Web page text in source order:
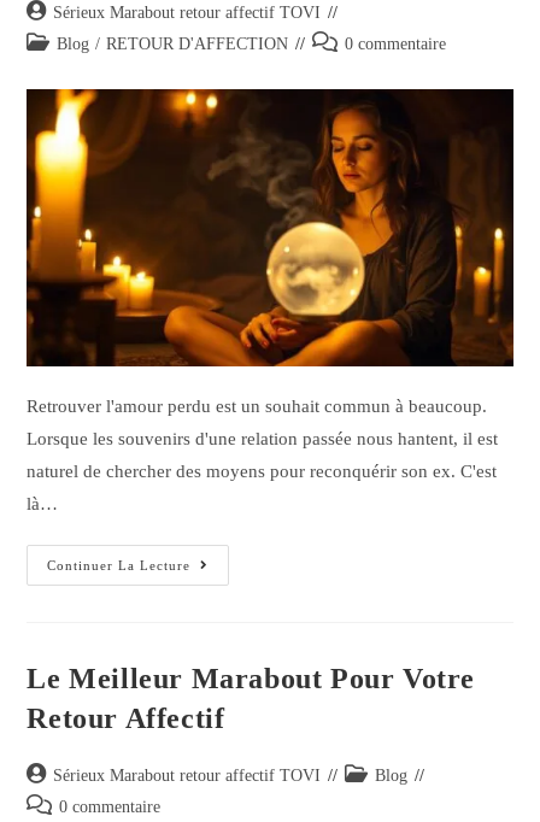
Sérieux Marabout retour affectif TOVI
Blog / RETOUR D'AFFECTION 0 commentaire
Retrouver l'amour perdu est un souhait commun à beaucoup.
Lorsque les souvenirs d'une relation passée nous hantent, il est
naturel de chercher des moyens pour reconquérir son ex. C'est
là…
Continuer La Lecture
Le Meilleur Marabout Pour Votre
Retour Affectif
Sérieux Marabout retour affectif TOVI
Blog
0 commentaire